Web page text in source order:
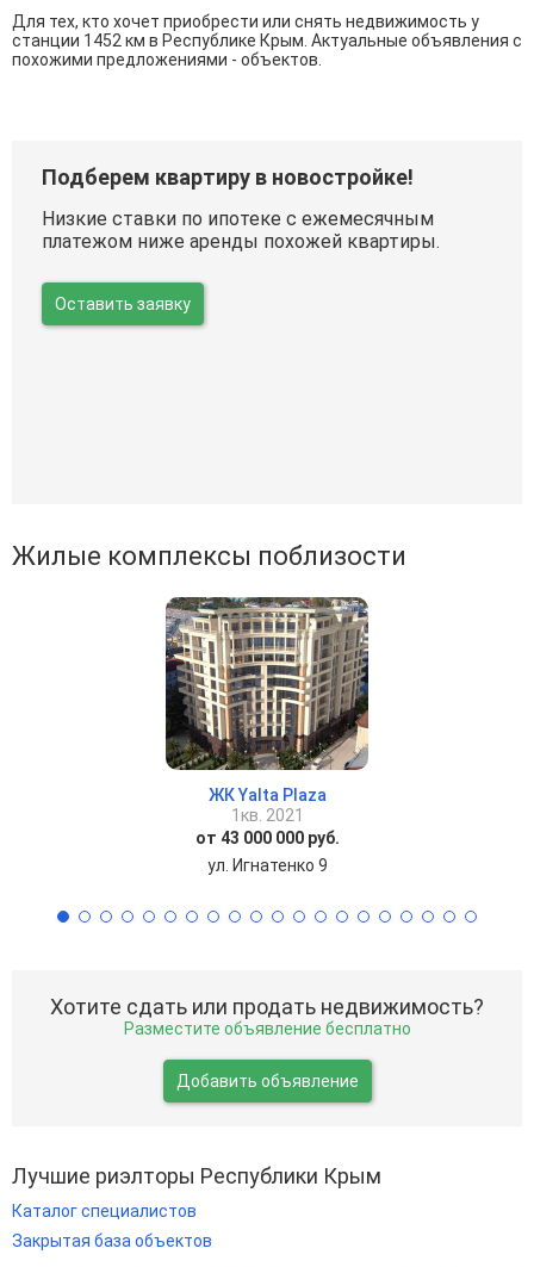
Для тех, кто хочет приобрести или снять недвижимость у
станции 1452 км в Республике Крым. Актуальные объявления с
похожими предложениями - объектов.
Подберем квартиру в новостройке!
Низкие ставки по ипотеке с ежемесячным
платежом ниже аренды похожей квартиры.
Оставить заявку
Жилые комплексы поблизости
ЖК Yalta Plaza
1кв. 2021
от 43 000 000 руб.
ул. Игнатенко 9
Хотите сдать или продать недвижимость?
Разместите объявление бесплатно
Добавить объявление
Лучшие риэлторы Республики Крым
Каталог специалистов
Закрытая база объектов